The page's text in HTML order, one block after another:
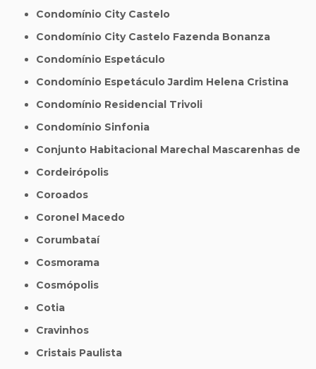
Condomínio City Castelo
Condomínio City Castelo Fazenda Bonanza
Condomínio Espetáculo
Condomínio Espetáculo Jardim Helena Cristina
Condomínio Residencial Trivoli
Condomínio Sinfonia
Conjunto Habitacional Marechal Mascarenhas de
Cordeirópolis
Coroados
Coronel Macedo
Corumbataí
Cosmorama
Cosmópolis
Cotia
Cravinhos
Cristais Paulista